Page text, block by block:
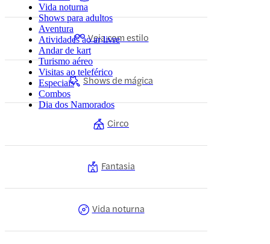
Vida noturna
Shows para adultos
Aventura
Atividades ao ar livre
Andar de kart
Turismo aéreo
Visitas ao teleférico
Especiais
Combos
Dia dos Namorados
Veja com estilo
Shows de mágica
Circo
Fantasia
Vida noturna